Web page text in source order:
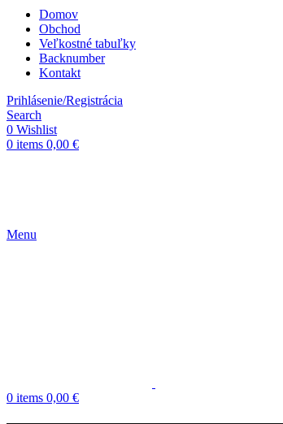
Domov
Obchod
Veľkostné tabuľky
Backnumber
Kontakt
Prihlásenie/Registrácia
Search
0 Wishlist
0 items 0,00 €
Menu
0 items 0,00 €